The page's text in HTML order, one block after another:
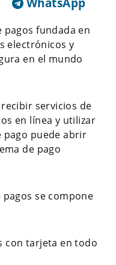
WhatsApp
pagos fundada en
electrónicos y
en el mundo
servicios de
en línea y utilizar
pago puede abrir
de pago
se compone
con tarjeta en todo